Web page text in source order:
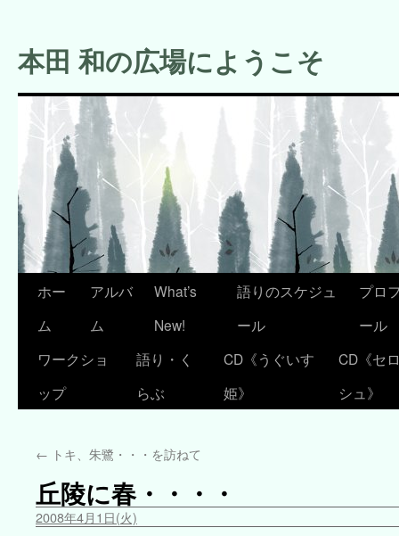
テ
ン
本田 和の広場にようこそ
ホー
ム
アルバ
ム
What’s
New!
語りのスケジュ
ール
プロ
ール
ワークショ
ップ
語り・く
らぶ
CD《うぐいす
姫》
CD《セ
シュ》
← トキ、朱鷺・・・を訪ねて
丘陵に春・・・・
2008年4月1日(火)